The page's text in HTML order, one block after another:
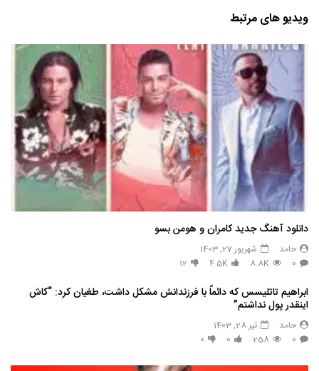
ویدیو های مرتبط
دانلود آهنگ جدید کامران و هومن بسو
حامد
شهریور 27, 1403
0
8.8K
4.5K
12
ابراهیم تاتلیسس که دائماً با فرزندانش مشکل داشت، طغیان کرد: “کاش
اینقدر پول نداشتم”
حامد
تیر 28, 1403
0
258
0
0